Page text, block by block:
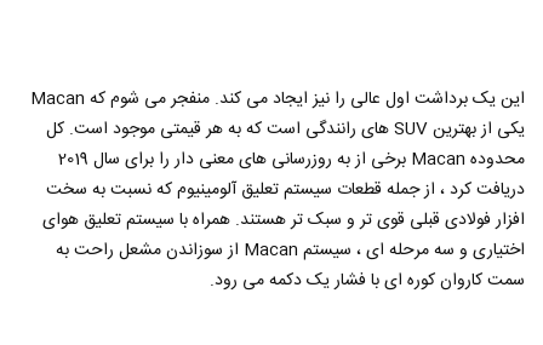
این یک برداشت اول عالی را نیز ایجاد می کند. منفجر می شوم که Macan
یکی از بهترین SUV های رانندگی است که به هر قیمتی موجود است. کل
محدوده Macan برخی از به روزرسانی های معنی دار را برای سال 2019
دریافت کرد ، از جمله قطعات سیستم تعلیق آلومینیوم که نسبت به سخت
افزار فولادی قبلی قوی تر و سبک تر هستند. همراه با سیستم تعلیق هوای
اختیاری و سه مرحله ای ، سیستم Macan از سوزاندن مشعل راحت به
سمت کاروان کوره ای با فشار یک دکمه می رود.